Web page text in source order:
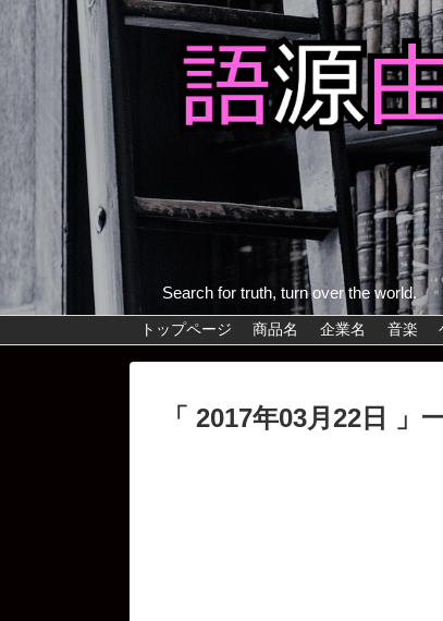
Search for truth, turn over the world.
トップページ 商品名 企業名 音楽
「 2017年03月22日 」